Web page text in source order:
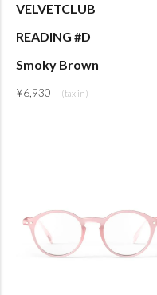
VELVETCLUB
READING #D
Smoky Brown
¥6,930